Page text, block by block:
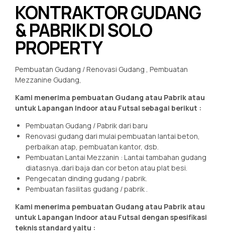
KONTRAKTOR GUDANG
& PABRIK DI SOLO
PROPERTY
Pembuatan Gudang / Renovasi Gudang , Pembuatan
Mezzanine Gudang,
Kami menerima pembuatan Gudang atau Pabrik atau
untuk Lapangan Indoor atau Futsal sebagai berikut :
Pembuatan Gudang / Pabrik dari baru
Renovasi gudang dari mulai pembuatan lantai beton,
perbaikan atap, pembuatan kantor, dsb.
Pembuatan Lantai Mezzanin : Lantai tambahan gudang
diatasnya..dari baja dan cor beton atau plat besi.
Pengecatan dinding gudang / pabrik.
Pembuatan fasilitas gudang / pabrik .
Kami menerima pembuatan Gudang atau Pabrik atau
untuk Lapangan Indoor atau Futsal dengan spesifikasi
teknis standard yaitu :